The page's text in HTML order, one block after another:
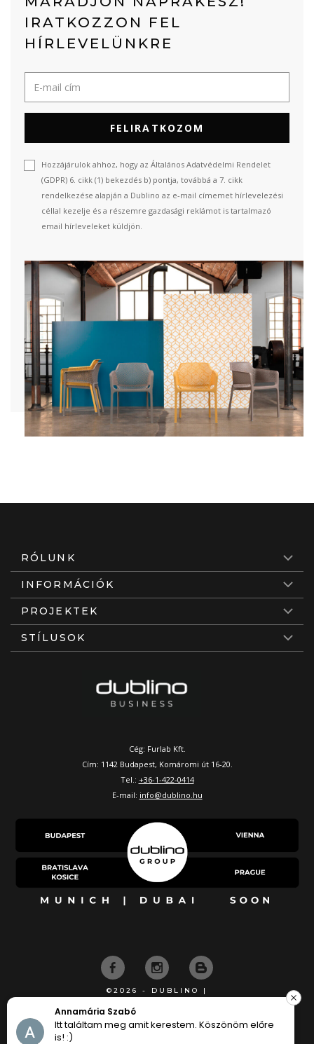
IRATKOZZON FEL
HÍRLEVELÜNKRE
FELIRATKOZOM
Hozzájárulok ahhoz, hogy az Általános Adatvédelmi Rendelet
(GDPR) 6. cikk (1) bekezdés b) pontja, továbbá a 7. cikk
rendelkezése alapján a Dublino az e-mail címemet hírlevelezési
céllal kezelje és a részemre gazdasági reklámot is tartalmazó
email hírleveleket küldjön.
RÓLUNK
INFORMÁCIÓK
PROJEKTEK
STÍLUSOK
Cég: Furlab Kft.
Cím: 1142 Budapest, Komáromi út 16-20.
Tel.: +36-1-422-0414
E-mail: info@dublino.hu
©2026 - DUBLINO |
KÉSZÍTETTE
Annamária Szabó
Itt találtam meg amit kerestem. Köszönöm előre
is! :)